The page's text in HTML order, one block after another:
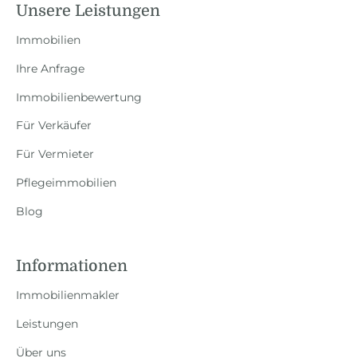
Unsere Leistungen
Immobilien
Ihre Anfrage
Immobilienbewertung
Für Verkäufer
Für Vermieter
Pflegeimmobilien
Blog
Informationen
Immobilienmakler
Leistungen
Über uns